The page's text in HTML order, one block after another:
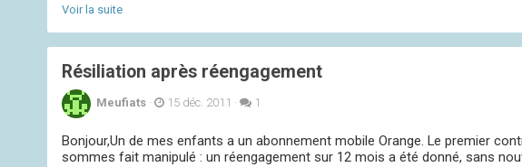
Voir la suite
Résiliation après réengagement
Meufiats · 15 déc. 2011 · 1
Bonjour,Un de mes enfants a un abonnement mobile Orange. Le premier
sommes fait manipulé : un réengagement sur 12 mois a été donné, sans